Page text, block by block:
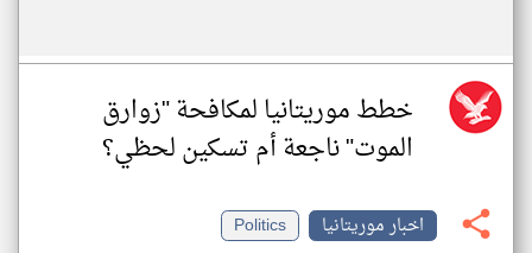
خطط موريتانيا لمكافحة "زوارق
الموت" ناجعة أم تسكين لحظي؟
اخبار موريتانيا
Politics